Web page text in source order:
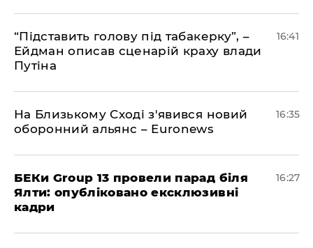
​“Підставить голову під табакерку”, –
Ейдман описав сценарій краху влади
Путіна
16:41
На Близькому Сході з'явився новий
оборонний альянс – Euronews
16:35
БЕКи Group 13 провели парад біля
Ялти: опубліковано ексклюзивні
кадри
16:27